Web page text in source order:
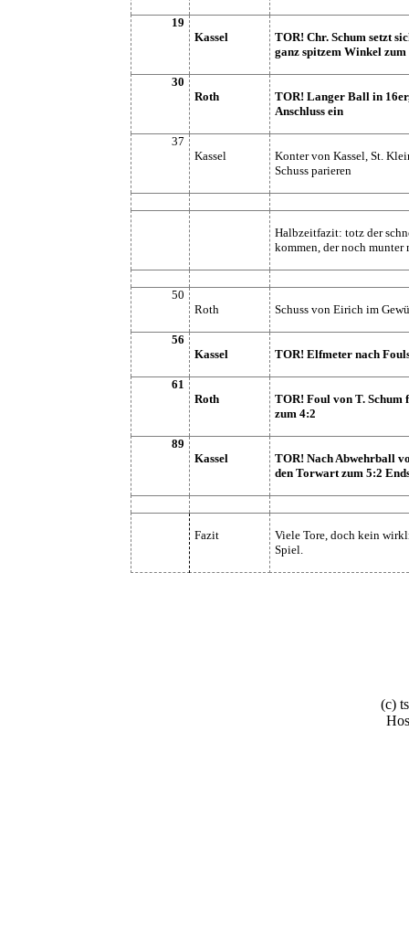
19
Kassel
TOR! Chr. Schum setzt
ganz spitzem Winkel zum
30
Roth
TOR! Langer Ball in
Anschluss ein
37
Kassel
Konter von Kassel, St.
Schuss parieren
Halbzeitfazit: totz der
kommen, der noch munter
50
Roth
Schuss von Eirich im
56
Kassel
TOR! Elfmeter nach
61
Roth
TOR! Foul von T.
zum 4:2
89
Kassel
TOR! Nach Abwehrball
den Torwart zum 5:2
Fazit
Viele Tore, doch kein
Spiel.
(c)